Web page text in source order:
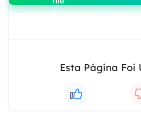
Esta Página Foi